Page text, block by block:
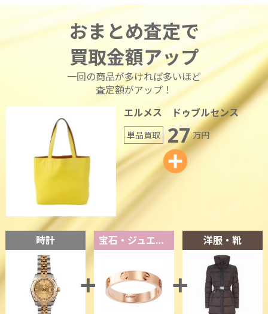
おまとめ査定で
買取金額アップ
一回の商品が多ければ多いほど
査定額がアップ！
エルメス ドゥブルセンス
単品買取 27万円
時計 宝石・ジュエリー 洋服・靴